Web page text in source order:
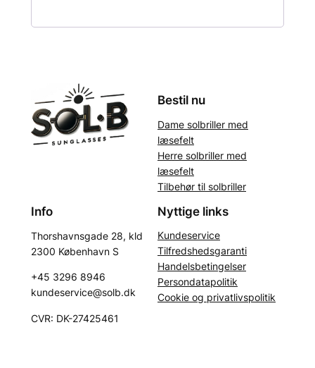
Bestil nu
Dame solbriller med
læsefelt
Herre solbriller med
læsefelt
Tilbehør til solbriller
Info
Thorshavnsgade 28, kld
2300 København S
+45 3296 8946
kundeservice@solb.dk
CVR: DK-27425461
Nyttige links
Kundeservice
Tilfredshedsgaranti
Handelsbetingelser
Persondatapolitik
Cookie og privatlivspolitik